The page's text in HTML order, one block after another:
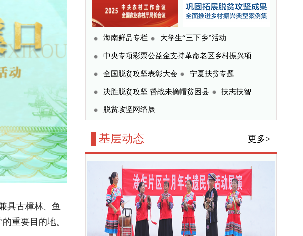
扶志扶智
基层动态 更多>
湖南保靖县涂乍片区：百年“六月年”焕发
新生 民俗文化赋能乡村振兴
湖南保靖县涂乍片区：百年“六月年”焕发新生 民俗
“乡村体育燃梦计划”篮球公益训练营在洛阳圆满结
营
“河洛普法”大学生宣讲团：深耕基层，书写青年法
治答卷
河北隆化县科学施肥培训圆满收官 5500农户受益实